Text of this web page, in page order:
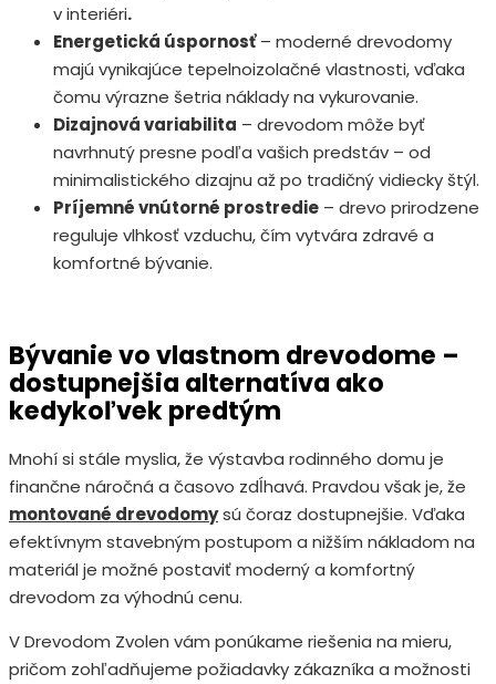
v interiéri.
Energetická úspornosť– moderné drevodomy
majú vynikajúce tepelnoizolačné vlastnosti, vďaka
čomu výrazne šetria náklady na vykurovanie.
Dizajnová variabilita – drevodom môže byť
navrhnutý presne podľa vašich predstáv – od
minimalistického dizajnu až po tradičný vidiecky štýl.
Príjemné vnútorné prostredie – drevo prirodzene
reguluje vlhkosť vzduchu, čím vytvára zdravé a
komfortné bývanie.
Bývanie vo vlastnom drevodome –
dostupnejšia alternatíva ako
kedykoľvek predtým
Mnohí si stále myslia, že výstavba rodinného domu je
finančne náročná a časovo zdĺhavá. Pravdou však je, že
montované drevodomysú čoraz dostupnejšie. Vďaka
efektívnym stavebným postupom a nižším nákladom na
materiál je možné postaviť moderný a komfortný
drevodom za výhodnú cenu.
V Drevodom Zvolen vám ponúkame riešenia na mieru,
pričom zohľadňujeme požiadavky zákazníka a možnosti